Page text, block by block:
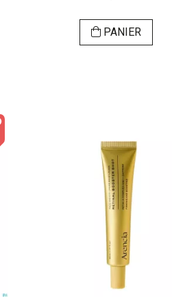
PANIER